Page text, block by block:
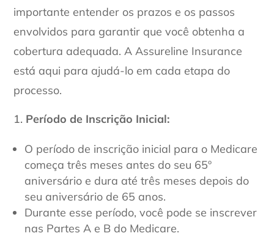
importante entender os prazos e os passos
envolvidos para garantir que você obtenha a
cobertura adequada. A Assureline Insurance
está aqui para ajudá-lo em cada etapa do
processo.
Período de Inscrição Inicial:
O período de inscrição inicial para o Medicare
começa três meses antes do seu 65º
aniversário e dura até três meses depois do
seu aniversário de 65 anos.
Durante esse período, você pode se inscrever
nas Partes A e B do Medicare.